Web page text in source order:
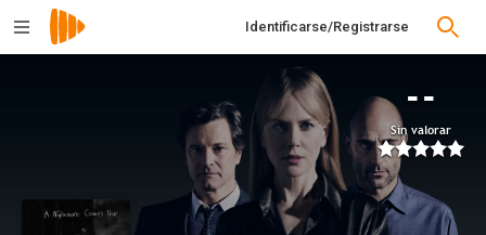
Identificarse/Registrarse
--
Sin valorar